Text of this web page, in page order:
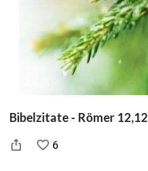
Bibelzitate - Römer 12,12
6